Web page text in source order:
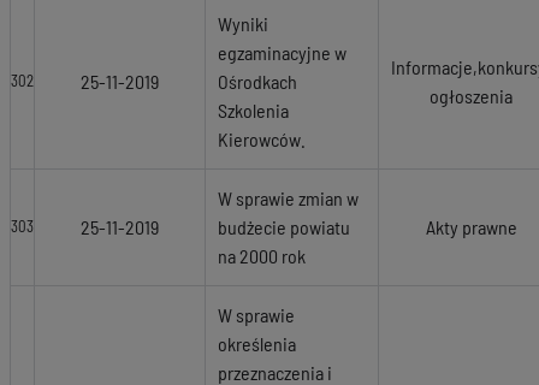
302 25-11-2019
Wyniki
egzaminacyjne w
Ośrodkach
Szkolenia
Kierowców.
ogłoszenia
303 25-11-2019
W sprawie zmian w
budżecie powiatu
na 2000 rok
Akty prawne
W sprawie
określenia
przeznaczenia i